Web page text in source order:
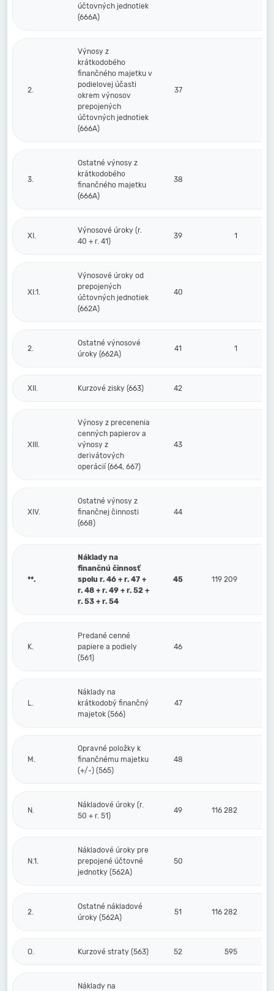
účtovných jednotiek
(666A)
2.
Výnosy z
krátkodobého
finančného majetku v
podielovej účasti
okrem výnosov
prepojených
účtovných jednotiek
(666A)
37
3.
Ostatné výnosy z
krátkodobého
finančného majetku
(666A)
38
XI.
Výnosové úroky (r.
40 + r. 41)
39 1
XI.1.
Výnosové úroky od
prepojených
účtovných jednotiek
(662A)
40
2.
Ostatné výnosové
úroky (662A)
41 1
XII. Kurzové zisky (663) 42
XIII.
Výnosy z precenenia
cenných papierov a
výnosy z
derivátových
operácií (664, 667)
43
XIV.
Ostatné výnosy z
finančnej činnosti
(668)
44
**.
Náklady na
finančnú činnosť
spolu r. 46 + r. 47 +
r. 48 + r. 49 + r. 52 +
r. 53 + r. 54
45 119 209
K.
Predané cenné
papiere a podiely
(561)
46
L.
Náklady na
krátkodobý finančný
majetok (566)
47
M.
Opravné položky k
finančnému majetku
(+/-) (565)
48
N.
Nákladové úroky (r.
50 + r. 51)
49 116 282
N.1.
Nákladové úroky pre
prepojené účtovné
jednotky (562A)
50
2.
Ostatné nákladové
úroky (562A)
51 116 282
O. Kurzové straty (563) 52 595
Náklady na